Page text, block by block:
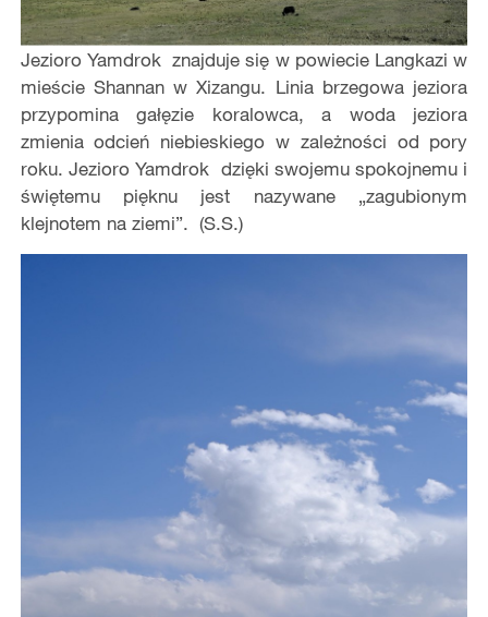
Jezioro Yamdrok znajduje się w powiecie Langkazi w
mieście Shannan w Xizangu. Linia brzegowa jeziora
przypomina gałęzie koralowca, a woda jeziora
zmienia odcień niebieskiego w zależności od pory
roku. Jezioro Yamdrok dzięki swojemu spokojnemu i
świętemu pięknu jest nazywane „zagubionym
klejnotem na ziemi”. (S.S.)